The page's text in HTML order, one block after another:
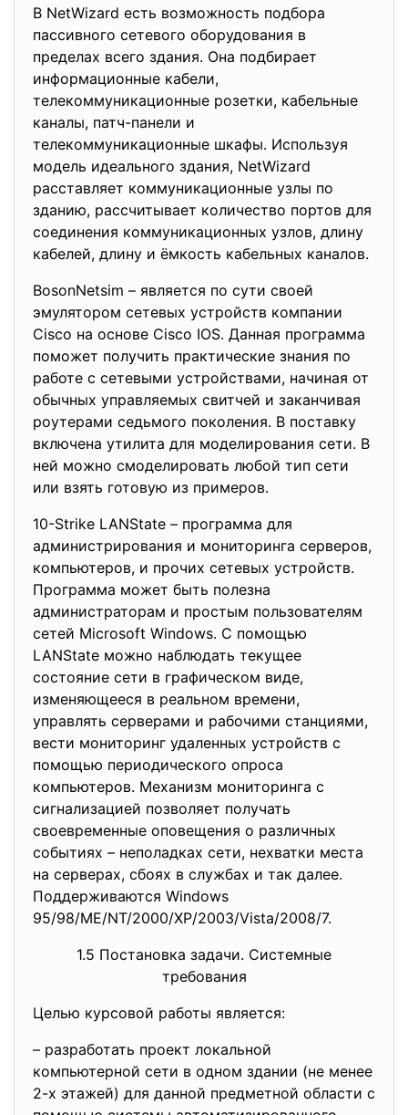
В NetWizard есть возможность подбора
пассивного сетевого оборудования в
пределах всего здания. Она подбирает
информационные кабели,
телекоммуникационные розетки, кабельные
каналы, патч-панели и
телекоммуникационные шкафы. Используя
модель идеального здания, NetWizard
расставляет коммуникационные узлы по
зданию, рассчитывает количество портов для
соединения коммуникационных узлов, длину
кабелей, длину и ёмкость кабельных каналов.
BosonNetsim – является по сути своей
эмулятором сетевых устройств компании
Cisco на основе Cisco IOS. Данная программа
поможет получить практические знания по
работе с сетевыми устройствами, начиная от
обычных управляемых свитчей и заканчивая
роутерами седьмого поколения. В поставку
включена утилита для моделирования сети. В
ней можно смоделировать любой тип сети
или взять готовую из примеров.
10-Strike LANState – программа для
администрирования и мониторинга серверов,
компьютеров, и прочих сетевых устройств.
Программа может быть полезна
администраторам и простым пользователям
сетей Microsoft Windows. С помощью
LANState можно наблюдать текущее
состояние сети в графическом виде,
изменяющееся в реальном времени,
управлять серверами и рабочими станциями,
вести мониторинг удаленных устройств с
помощью периодического опроса
компьютеров. Механизм мониторинга с
сигнализацией позволяет получать
своевременные оповещения о различных
событиях – неполадках сети, нехватки места
на серверах, сбоях в службах и так далее.
Поддерживаются Windows
95/98/ME/NT/2000/XP/2003/Vista/2008/7.
1.5 Постановка задачи. Системные
требования
Целью курсовой работы является:
– разработать проект локальной
компьютерной сети в одном здании (не менее
2-х этажей) для данной предметной области с